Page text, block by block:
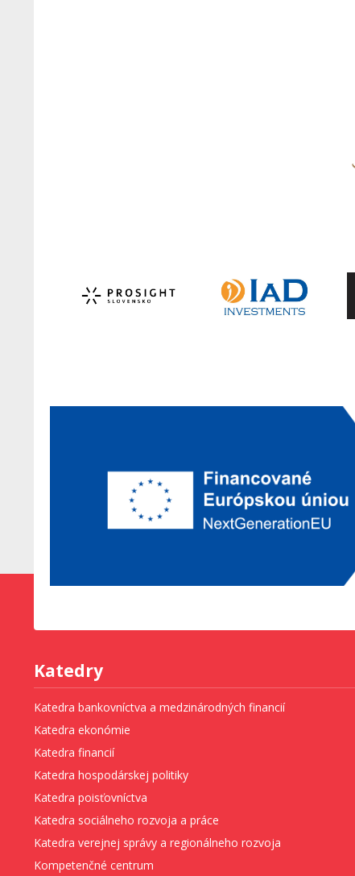
Katedry
Katedra bankovníctva a medzinárodných financií
Katedra ekonómie
Katedra financií
Katedra hospodárskej politiky
Katedra poisťovníctva
Katedra sociálneho rozvoja a práce
Katedra verejnej správy a regionálneho rozvoja
Kompetenčné centrum